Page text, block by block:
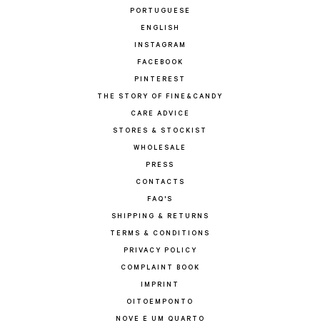
PORTUGUESE
ENGLISH
INSTAGRAM
FACEBOOK
PINTEREST
THE STORY OF FINE&CANDY
CARE ADVICE
STORES & STOCKIST
WHOLESALE
PRESS
CONTACTS
FAQ'S
SHIPPING & RETURNS
TERMS & CONDITIONS
PRIVACY POLICY
COMPLAINT BOOK
IMPRINT
OITOEMPONTO
NOVE E UM QUARTO